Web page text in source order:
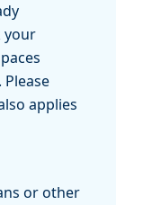
your
applies
or other